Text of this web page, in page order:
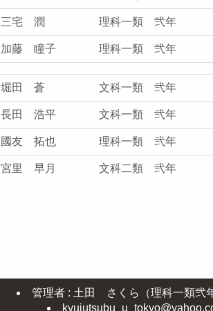
三宅 潤 理科一類 弐年
加藤 瞳子 理科一類 弐年
堀田 蒼 文科一類 弐年
長田 浩平 文科一類 弐年
國友 拓也 理科一類 弐年
宮里 早月 文科二類 弐年
管理者 : 土田 さくら（理科一類弐